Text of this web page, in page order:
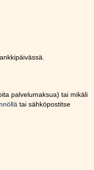
palvelumaksua) tai mikäli
tai sähköpostitse